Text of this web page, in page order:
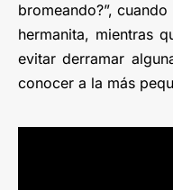
bromeando?”,
hermanita, mientras
evitar derramar
conocer a la más